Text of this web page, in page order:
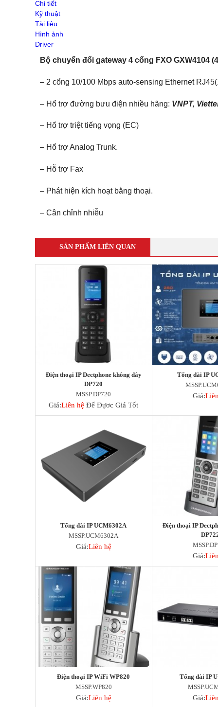
Switch Draytek
Switch Grandstream
Switch TP-Link
ENGENIUS SWITCH
WIFI GIA ĐÌNH
Wifi SOHO H3C
3G/4G Netgear
Phụ kiện Unifi
Adapter POE Ruijie
Adapter POE H3C
Điện thoại Grandstream
SFP Mikrotik
DeceptiveBytes Presentation
Giới thiệu giải pháp DLP ITsMine
Trình bày DeceptiveBytes
Deceptive-Bytes-Defender-vs-CrowdStrike
Deceptive-Bytes-vs-Check-Point
Deceptive-Bytes-vs-Cybereason
Deceptive-Bytes-vs-Cynet
Deceptive-Bytes-vs-Fidelis
Deceptive-Bytes-vs-Halcyon
Deceptive-Bytes-vs-Kaspersky
Deceptive-Bytes-vs-Morphisec
Deceptive-Bytes-vs-Palo-Alto
Deceptive-Bytes-vs-Panda
Deceptive-Bytes-vs-SentinelOne
Đầu Thu IMOU
Đầu Thu HIKvison
COMMSCOPE/AMP
Cáp mạng HIKvision
Thẻ Nhớ SanDisk
Chi tiết
Kỹ thuật
Tài liệu
Hình ảnh
Driver
Bộ chuyển đổi gateway 4 cổng FXO GXW4104
– 2 cổng 10/100 Mbps auto-sensing Ethernet
– Hổ trợ đường bưu điện nhiều hãng: VNPT,
– Hổ trợ triệt tiếng vọng (EC)
– Hổ trợ Analog Trunk.
– Hỗ trợ Fax
– Phát hiện kích hoạt bằng thoại.
– Cân chỉnh nhiễu
SẢN PHẨM LIÊN QUAN
Điện thoại IP Dectphone không dây
DP720
MSSP.DP720
Giá:Liên hệ Để Đựơc Giá Tốt
Tổng đài IP
Giá:
Tổng đài IP UCM6302A
MSSP.UCM6302A
Giá:Liên hệ
Điện thoại IP
Giá:
Điện thoại IP WiFi WP820
MSSP.WP820
Giá:Liên hệ
Tổng đài IP
Giá: